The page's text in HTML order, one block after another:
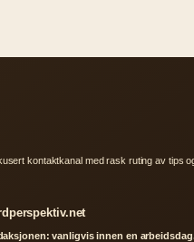
kontaktkanal med rask ruting av tips og
vanligvis innen en arbeidsdag.